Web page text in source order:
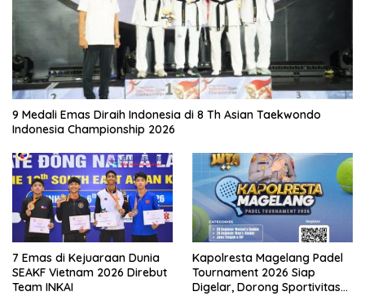
9 Medali Emas Diraih Indonesia di 8 Th Asian Taekwondo
Indonesia Championship 2026
7 Emas di Kejuaraan Dunia
SEAKF Vietnam 2026 Direbut
Team INKAI
Kapolresta Magelang Padel
Tournament 2026 Siap
Digelar, Dorong Sportivitas